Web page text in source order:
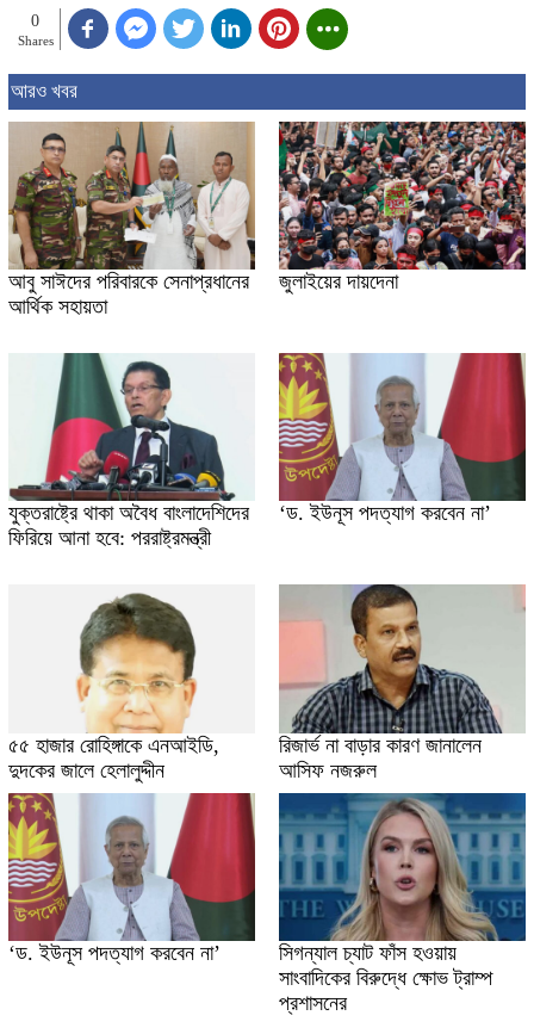
0
Shares
আরও খবর
আবু সাঈদের পরিবারকে সেনাপ্রধানের
আর্থিক সহায়তা
জুলাইয়ের দায়দেনা
যুক্তরাষ্ট্রে থাকা অবৈধ বাংলাদেশিদের
ফিরিয়ে আনা হবে: পররাষ্ট্রমন্ত্রী
‘ড. ইউনূস পদত্যাগ করবেন না’
৫৫ হাজার রোহিঙ্গাকে এনআইডি,
দুদকের জালে হেলালুদ্দীন
রিজার্ভ না বাড়ার কারণ জানালেন
আসিফ নজরুল
‘ড. ইউনূস পদত্যাগ করবেন না’
সিগন্যাল চ্যাট ফাঁস হওয়ায়
সাংবাদিকের বিরুদ্ধে ক্ষোভ ট্রাম্প
প্রশাসনের